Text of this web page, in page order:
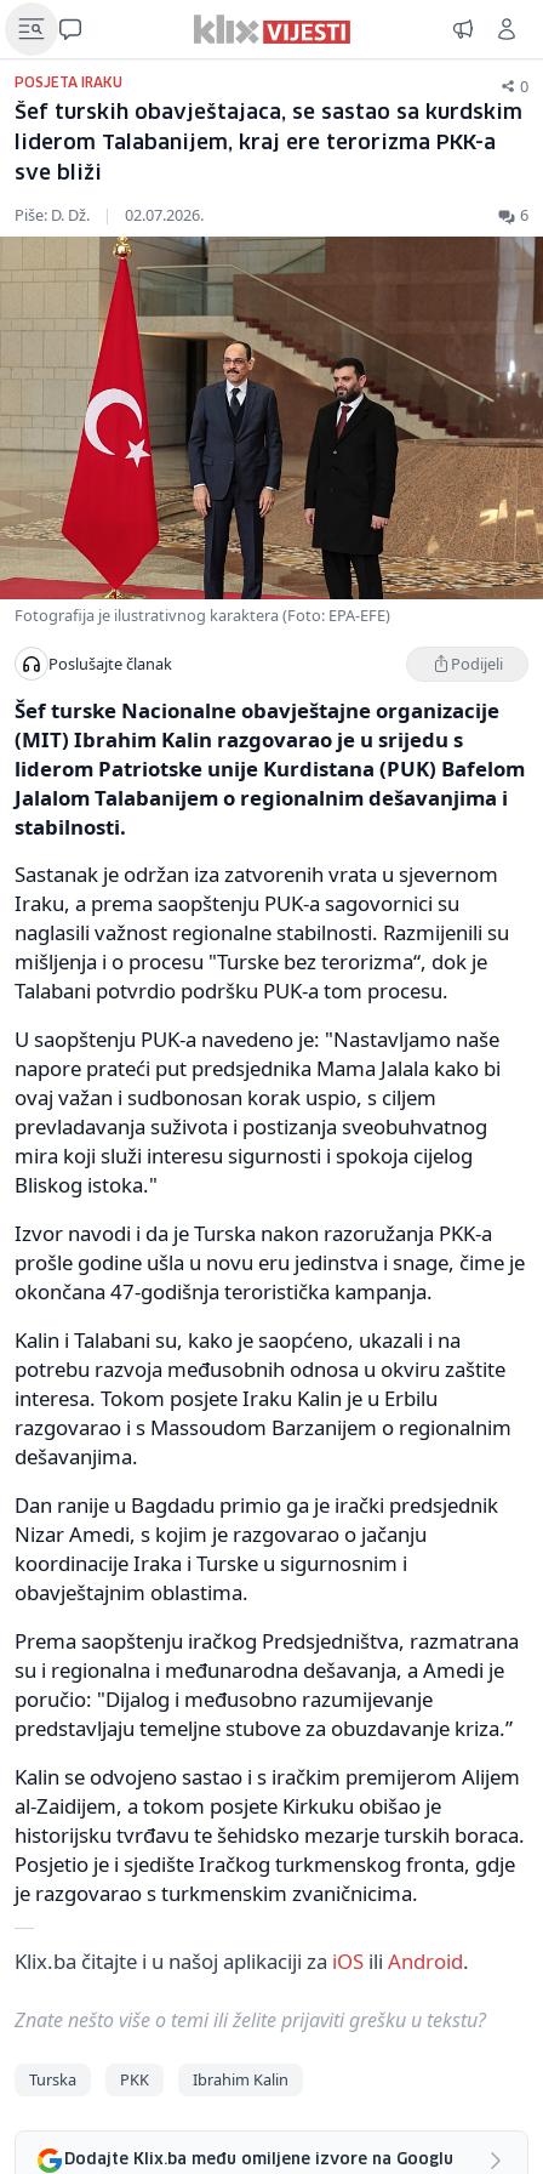
POSJETA IRAKU 0
Šef turskih obavještajaca, se sastao sa kurdskim
liderom Talabanijem, kraj ere terorizma PKK-a
sve bliži
Piše: D. Dž. | 02.07.2026. 6
Fotografija je ilustrativnog karaktera (Foto: EPA-EFE)
Poslušajte članak Podijeli
Šef turske Nacionalne obavještajne organizacije
(MIT) Ibrahim Kalin razgovarao je u srijedu s
liderom Patriotske unije Kurdistana (PUK) Bafelom
Jalalom Talabanijem o regionalnim dešavanjima i
stabilnosti.
Sastanak je održan iza zatvorenih vrata u sjevernom
Iraku, a prema saopštenju PUK-a sagovornici su
naglasili važnost regionalne stabilnosti. Razmijenili su
mišljenja i o procesu "Turske bez terorizma“, dok je
Talabani potvrdio podršku PUK-a tom procesu.
U saopštenju PUK-a navedeno je: "Nastavljamo naše
napore prateći put predsjednika Mama Jalala kako bi
ovaj važan i sudbonosan korak uspio, s ciljem
prevladavanja suživota i postizanja sveobuhvatnog
mira koji služi interesu sigurnosti i spokoja cijelog
Bliskog istoka."
Izvor navodi i da je Turska nakon razoružanja PKK-a
prošle godine ušla u novu eru jedinstva i snage, čime je
okončana 47-godišnja teroristička kampanja.
Kalin i Talabani su, kako je saopćeno, ukazali i na
potrebu razvoja međusobnih odnosa u okviru zaštite
interesa. Tokom posjete Iraku Kalin je u Erbilu
razgovarao i s Massoudom Barzanijem o regionalnim
dešavanjima.
Dan ranije u Bagdadu primio ga je irački predsjednik
Nizar Amedi, s kojim je razgovarao o jačanju
koordinacije Iraka i Turske u sigurnosnim i
obavještajnim oblastima.
Prema saopštenju iračkog Predsjedništva, razmatrana
su i regionalna i međunarodna dešavanja, a Amedi je
poručio: "Dijalog i međusobno razumijevanje
predstavljaju temeljne stubove za obuzdavanje kriza.”
Kalin se odvojeno sastao i s iračkim premijerom Alijem
al-Zaidijem, a tokom posjete Kirkuku obišao je
historijsku tvrđavu te šehidsko mezarje turskih boraca.
Posjetio je i sjedište Iračkog turkmenskog fronta, gdje
je razgovarao s turkmenskim zvaničnicima.
Klix.ba čitajte i u našoj aplikaciji za iOS ili Android.
Znate nešto više o temi ili želite prijaviti grešku u tekstu?
Turska PKK Ibrahim Kalin
Dodajte Klix.ba među omiljene izvore na Googlu